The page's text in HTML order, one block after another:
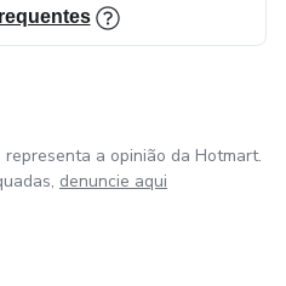
a opinião da Hotmart.
denuncie aqui